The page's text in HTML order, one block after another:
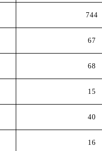
744
67
68
15
40
16